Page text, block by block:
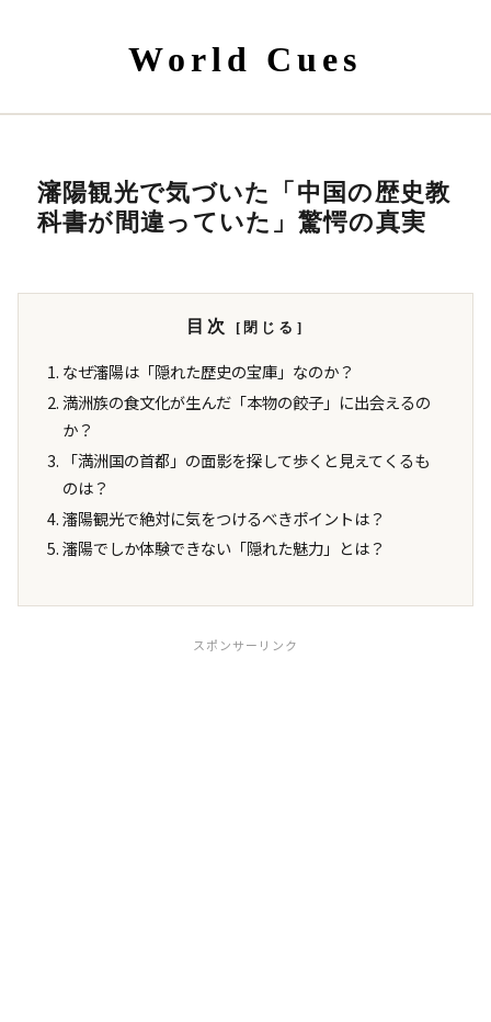
World Cues
瀋陽観光で気づいた「中国の歴史教
科書が間違っていた」驚愕の真実
目次
なぜ瀋陽は「隠れた歴史の宝庫」なのか？
満洲族の食文化が生んだ「本物の餃子」に出会えるの
か？
「満洲国の首都」の面影を探して歩くと見えてくるも
のは？
瀋陽観光で絶対に気をつけるべきポイントは？
瀋陽でしか体験できない「隠れた魅力」とは？
スポンサーリンク